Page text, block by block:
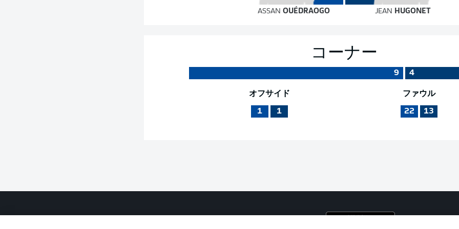
ASSANOUÉDRAOGO JEAN HUGONET
コーナー
9 4
オフサイド
1 1
ファウル
22 13